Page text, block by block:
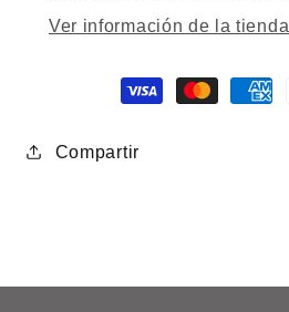
Ver información de la tienda
Compartir